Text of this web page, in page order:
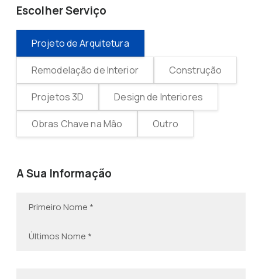
Escolher Serviço
Projeto de Arquitetura
Remodelação de Interior Construção
Projetos 3D Design de Interiores
Obras Chave na Mão Outro
A Sua Informação